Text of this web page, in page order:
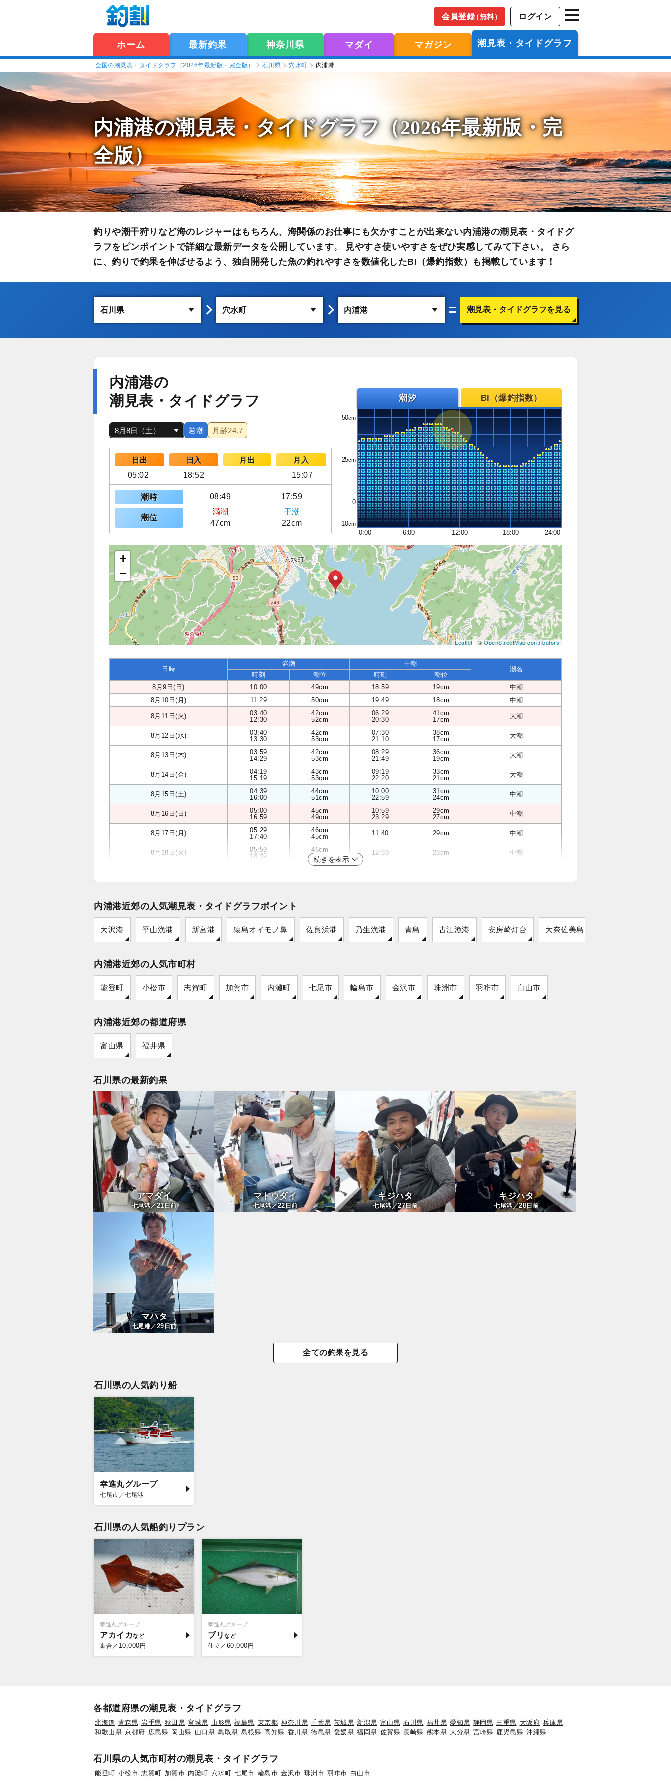
会員登録（無料） ログイン
ホーム 最新釣果 神奈川県 マダイ マガジン 潮見表・タイドグラフ
全国の潮見表・タイドグラフ（2026年最新版・完全版） 石川県 穴水町 内浦港
内浦港の潮見表・タイドグラフ（2026年最新版・完
全版）
釣りや潮干狩りなど海のレジャーはもちろん、海関係のお仕事にも欠かすことが出来ない内浦港の潮見表・タイドグ
ラフをピンポイントで詳細な最新データを公開しています。 見やすさ使いやすさをぜひ実感してみて下さい。 さら
に、釣りで釣果を伸ばせるよう、独自開発した魚の釣れやすさを数値化したBI（爆釣指数）も掲載しています！
潮見表・タイドグラフを見る
内浦港の
潮見表・タイドグラフ
若潮 月齢24.7
日出 日入 月出
月入
05:02
18:52 15:07
潮時 08:49 17:59
潮位
満潮
干潮
47cm
22cm
潮汐 BI（爆釣指数）
50
25
0
-10
0:00
6:00 12:00 18:00 24:00
+
−
Leaflet | ©OpenStreetMap contributors
日時
満潮 干潮
潮名
時刻 潮位 時刻
潮位
8月9日(日)
10:00 49cm 18:59 19cm
中潮
8月10日(月)
11:29 50cm 19:49 18cm 中潮
8月11日(火)
03:40
12:30
42cm
52cm
06:29
20:30
41cm
17cm
大潮
8月12日(水)
03:40
13:30
42cm
53cm
07:30
21:10
38cm
17cm
大潮
8月13日(木)
03:59
14:29
42cm
53cm
08:29
21:49
36cm
19cm
大潮
8月14日(金)
04:19
15:19
43cm
53cm
09:19
22:20
33cm
21cm
大潮
8月15日(土)
04:39
16:00
44cm
51cm
10:00
22:59
31cm
24cm
中潮
8月16日(日)
05:00
16:59
45cm
49cm
10:59
23:29
29cm
27cm
中潮
8月17日(月)
05:29
17:40
46cm
45cm
11:40 29cm 中潮
8月18日(火)
05:59
18:39
46cm
42cm
12:39 28cm 中潮
続きを表示
内浦港近郊の人気潮見表・タイドグラフポイント
大沢港 平山漁港 新宮港 猿島オイモノ鼻 佐良浜港 乃生漁港 青島 古江漁港 安房崎灯台 大奈佐美島
内浦港近郊の人気市町村
能登町 小松市 志賀町 加賀市 内灘町 七尾市 輪島市 金沢市 珠洲市 羽咋市 白山市
内浦港近郊の都道府県
富山県 福井県
石川県の最新釣果
アマダイ
七尾港／21日前
マトウダイ
七尾港／22日前
キジハタ
七尾港／27日前
キジハタ
七尾港／28日前
マハタ
七尾港／29 日前
全ての釣果を見る
石川県の人気釣り船
幸進丸グループ
七尾市／七尾港
石川県の人気船釣りプラン
幸進丸グループ
アカイカ
乗合／ 10,000 円
幸進丸グループ
ブリ
仕立／ 60,000 円
各都道府県の潮見表・タイドグラフ
北海道 青森県 岩手県 秋田県 宮城県 山形県 福島県 東京都 神奈川県 千葉県 茨城県 新潟県 富山県 石川県 福井県 愛知県 静岡県 三重県 大阪府 兵庫県
和歌山県 京都府 広島県 岡山県 山口県 鳥取県 島根県 高知県 香川県 徳島県 愛媛県 福岡県 佐賀県 長崎県 熊本県 大分県 宮崎県 鹿児島県 沖縄県
石川県の人気市町村の潮見表・タイドグラフ
能登町 小松市 志賀町 加賀市 内灘町 穴水町 七尾市 輪島市 金沢市 珠洲市 羽咋市 白山市